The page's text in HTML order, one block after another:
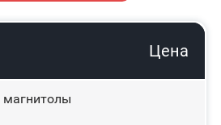
Цена